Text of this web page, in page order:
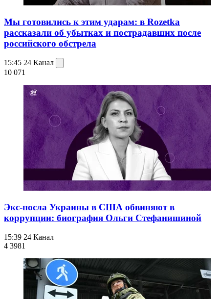
Мы готовились к этим ударам: в Rozetka
рассказали об убытках и пострадавших после
российского обстрела
15:45 24 Канал
10 071
Экс-посла Украины в США обвиняют в
коррупции: биография Ольги Стефанишиной
15:39 24 Канал
4 3981